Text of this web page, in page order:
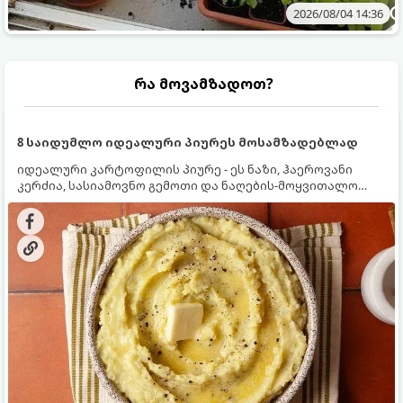
2026/08/04 14:36
რა მოვამზადოთ?
8 საიდუმლო იდეალური პიურეს მოსამზადებლად
იდეალური კარტოფილის პიურე - ეს ნაზი, ჰაეროვანი
კერძია, სასიამოვნო გემოთი და ნაღების-მოყვითალო
ფერით. მისი მომზადება ძალიან მარტივია, მაგრამ
არსებობს რამდენიმე საიდუმლო, რომლებიც უნდა
იცოდეთ, რომ პიურე იდეალურად გემრიელი გამოვიდეს.